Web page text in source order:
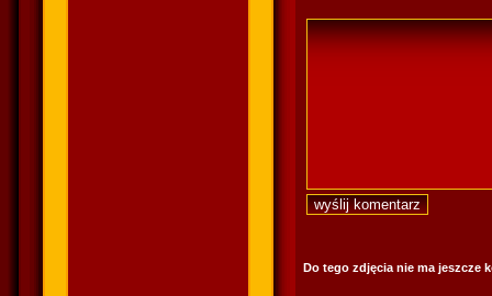
Do tego zdjęcia nie ma jeszcze